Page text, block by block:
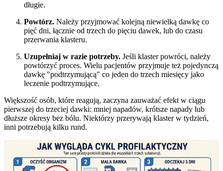
długie.
Powtórz. Należy przyjmować kolejną niewielką dawkę co
pięć dni, łącznie od trzech do pięciu dawek, lub do czasu
przerwania klasteru.
Uzupełniaj w razie potrzeby. Jeśli klaster powróci, należy
powtórzyć proces. Wielu pacjentów przyjmuje też pojedynczą
dawkę "podtrzymującą" co jeden do trzech miesięcy jako
leczenie podtrzymujące.
Większość osób, które reagują, zaczyna zauważać efekt w ciągu
pierwszej do trzeciej dawki: mniej napadów, krótsze napady lub
dłuższe okresy bez bólu. Niektórzy przerywają klaster w tydzień,
inni potrzebują kilku rund.